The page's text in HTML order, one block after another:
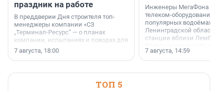
праздник на работе
В преддверии Дня строителя топ-
менеджеры компании «СЗ
„Терминал-Ресурс“ — о планах
компании, испытаниях и поводах для
осторожного оптимизма.
7 августа, 18:00
Инженеры МегаФона
телеком-оборудование
популярных водоёмах
Ленинградской
станции вблизи
недалеко от Большого
водопада.
7 августа, 14:59
ТОП 5